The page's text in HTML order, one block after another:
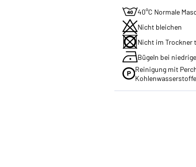
40°C Normale
Nicht bleichen
Nicht im Trockner
Bügeln bei
Reinigung mit